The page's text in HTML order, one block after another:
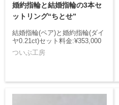
婚約指輪と結婚指輪の3本セ
ットリング“ちとせ”
結婚指輪(ペア)と婚約指輪(ダイ
ヤ0.21ct)セット料金:¥353,000
ついぶ工房